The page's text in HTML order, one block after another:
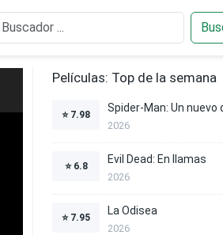
Películas: Top de la semana
⭐ 7.98
Spider-Man: Un nuevo
2026
⭐ 6.8
Evil Dead: En llamas
2026
⭐ 7.95
La Odisea
2026